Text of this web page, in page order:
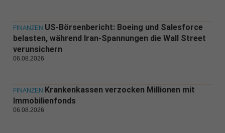
FINANZEN US-Börsenbericht: Boeing und Salesforce
belasten, während Iran-Spannungen die Wall Street
verunsichern
06.08.2026
FINANZEN Krankenkassen verzocken Millionen mit
Immobilienfonds
06.08.2026